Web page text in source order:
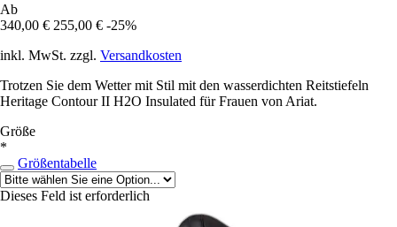
Ab
340,00 € 255,00 € -25%
inkl. MwSt. zzgl. Versandkosten
Trotzen Sie dem Wetter mit Stil mit den wasserdichten Reitstiefeln
Heritage Contour II H2O Insulated für Frauen von Ariat.
Größe
*
Größentabelle
Dieses Feld ist erforderlich